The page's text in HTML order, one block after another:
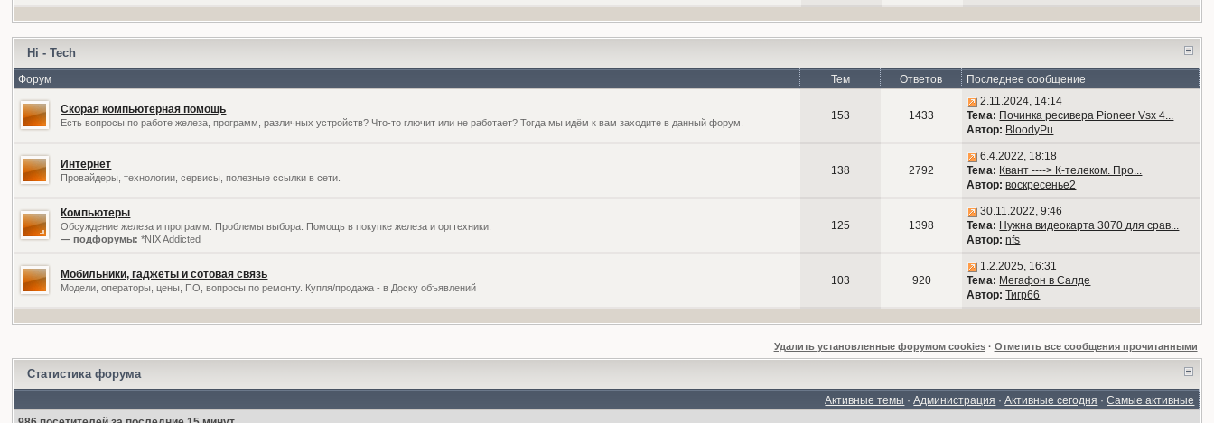
Hi - Tech
Форум Тем Ответов Последнее сообщение
Скорая компьютерная помощь
Есть вопросы по работе железа, программ, различных устройств? Что-то глючит или не работает? Тогдамы идём к вамзаходите в данный форум.
153 1433
2.11.2024, 14:14
Тема: Починка ресивера Pioneer Vsx 4...
Автор: BloodyPu
Интернет
Провайдеры, технологии, сервисы, полезные ссылки в сети.
138 2792
6.4.2022, 18:18
Тема: Квант ----> К-телеком. Про...
Автор: воскресенье2
Компьютеры
Обсуждение железа и программ. Проблемы выбора. Помощь в покупке железа и оргтехники.
— подфорумы: *NIX Addicted
125 1398
30.11.2022, 9:46
Тема: Нужна видеокарта 3070 для срав...
Автор: nfs
Мобильники, гаджеты и сотовая связь
Модели, операторы, цены, ПО, вопросы по ремонту. Купля/продажа - в Доску объявлений
103 920
1.2.2025, 16:31
Тема: Мегафон в Салде
Автор: Тигр66
Удалить установленные форумом cookies· Отметить все сообщения прочитанными
Статистика форума
Активные темы ·Администрация ·Активные сегодня ·Самые активные